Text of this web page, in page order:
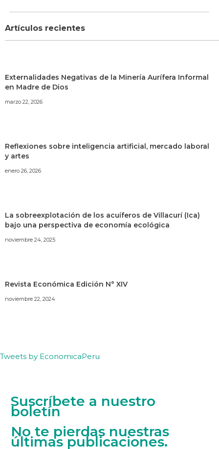
Artículos recientes
Externalidades Negativas de la Minería Aurífera Informal
en Madre de Dios
marzo 22, 2026
Reflexiones sobre inteligencia artificial, mercado laboral
y artes
enero 26, 2026
La sobreexplotación de los acuíferos de Villacurí (Ica)
bajo una perspectiva de economía ecológica
noviembre 24, 2025
Revista Económica Edición N° XIV
noviembre 22, 2024
Tweets by EconomicaPeru
Suscríbete a nuestro
boletín
No te pierdas nuestras
últimas publicaciones.